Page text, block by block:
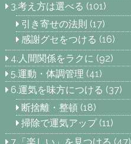
3.考え方は選べる (101)
引き寄せの法則 (17)
感謝グセをつける (16)
4.人間関係をラクに (92)
5.運動・体調管理 (41)
6.運気を味方につける (37)
断捨離・整頓(18)
掃除で運気アップ(11)